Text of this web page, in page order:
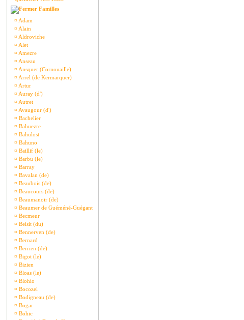
Familles
¤ Adam
¤ Alain
¤ Aldroviche
¤ Alet
¤ Amezre
¤ Anseau
¤ Ansquer (Cornouaille)
¤ Arrel (de Kermarquer)
¤ Artur
¤ Auray (d')
¤ Autret
¤ Avaugour (d')
¤ Bachelier
¤ Bahuezre
¤ Bahulost
¤ Bahuno
¤ Baillif (le)
¤ Barbu (le)
¤ Barray
¤ Bavalan (de)
¤ Beaubois (de)
¤ Beaucours (de)
¤ Beaumanoir (de)
¤ Beaumer de Guéméné-Guégant
¤ Becmeur
¤ Beisit (du)
¤ Bennerven (de)
¤ Bernard
¤ Berrien (de)
¤ Bigot (le)
¤ Bizien
¤ Bloas (le)
¤ Blohio
¤ Bocozel
¤ Bodigneau (de)
¤ Bogar
¤ Bohic